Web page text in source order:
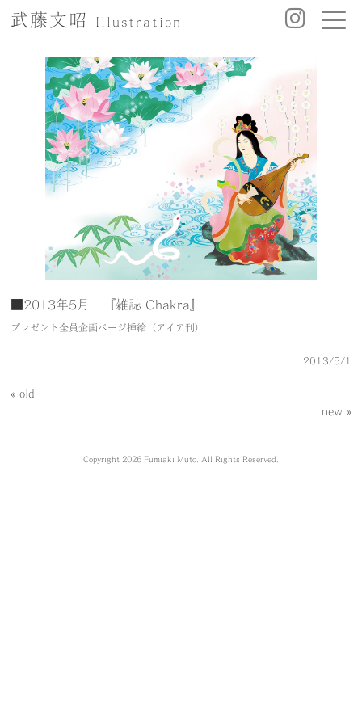
武藤文昭 Illustration
■2013年5月 『雑誌 Chakra』
プレゼント全員企画ページ挿絵（アイア刊）
2013/5/1
« old
new »
Copyright 2026 Fumiaki Muto. All Rights Reserved.